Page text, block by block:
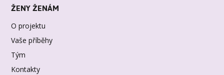
ŽENY ŽENÁM
O projektu
Vaše příběhy
Tým
Kontakty